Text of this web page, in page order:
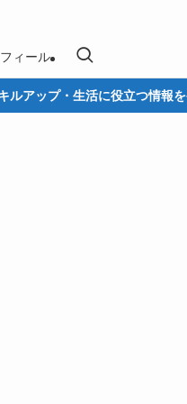
ィール
プ・生活に役立つ情報を発信中